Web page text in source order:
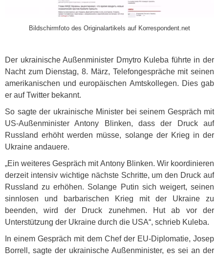
Bildschirmfoto des Originalartikels auf Korrespondent.net
Der ukrainische Außenminister Dmytro Kuleba führte in der
Nacht zum Dienstag, 8. März, Telefongespräche mit seinen
amerikanischen und europäischen Amtskollegen. Dies gab
er auf Twitter bekannt.
So sagte der ukrainische Minister bei seinem Gespräch mit
US-Außenminister Antony Blinken, dass der Druck auf
Russland erhöht werden müsse, solange der Krieg in der
Ukraine andauere.
„Ein weiteres Gespräch mit Antony Blinken. Wir koordinieren
derzeit intensiv wichtige nächste Schritte, um den Druck auf
Russland zu erhöhen. Solange Putin sich weigert, seinen
sinnlosen und barbarischen Krieg mit der Ukraine zu
beenden, wird der Druck zunehmen. Hut ab vor der
Unterstützung der Ukraine durch die USA“, schrieb Kuleba.
In einem Gespräch mit dem Chef der EU-Diplomatie, Josep
Borrell, sagte der ukrainische Außenminister, es sei an der